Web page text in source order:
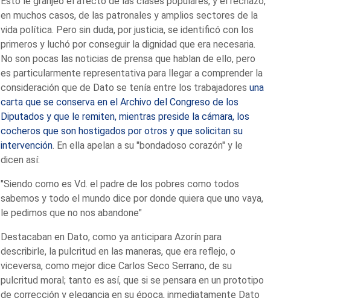
en muchos casos, de las patronales y amplios sectores de la
vida política. Pero sin duda, por justicia, se identificó con los
primeros y luchó por conseguir la dignidad que era necesaria.
No son pocas las noticias de prensa que hablan de ello, pero
es particularmente representativa para llegar a comprender la
consideración que de Dato se tenía entre los trabajadores una
carta que se conserva en el Archivo del Congreso de los
Diputados y que le remiten, mientras preside la cámara, los
cocheros que son hostigados por otros y que solicitan su
intervención. En ella apelan a su "bondadoso corazón" y le
dicen así:
"Siendo como es Vd. el padre de los pobres como todos
sabemos y todo el mundo dice por donde quiera que uno vaya,
le pedimos que no nos abandone"
Destacaban en Dato, como ya anticipara Azorín para
describirle, la pulcritud en las maneras, que era reflejo, o
viceversa, como mejor dice Carlos Seco Serrano, de su
pulcritud moral; tanto es así, que si se pensara en un prototipo
de corrección y elegancia en su época, inmediatamente Dato